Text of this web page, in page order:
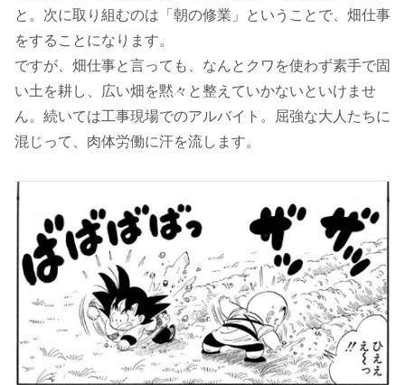
と。次に取り組むのは「朝の修業」ということで、畑仕事
をすることになります。
ですが、畑仕事と言っても、なんとクワを使わず素手で固
い土を耕し、広い畑を黙々と整えていかないといけませ
ん。続いては工事現場でのアルバイト。屈強な大人たちに
混じって、肉体労働に汗を流します。